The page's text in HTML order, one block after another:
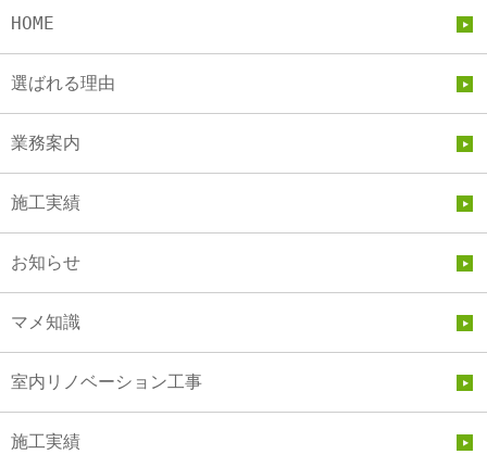
HOME
選ばれる理由
業務案内
施工実績
お知らせ
マメ知識
室内リノベーション工事
施工実績